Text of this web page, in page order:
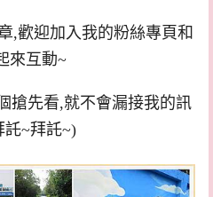
,歡迎加入我的粉絲專頁和
來互動~
先看,就不會漏接我的訊
託~拜託~)